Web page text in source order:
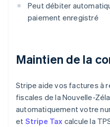
Peut débiter
paiement enregistré
Maintien de la
Stripe aide vos factures à
fiscales de la Nouvelle-
automatiquement votre
et Stripe Tax calcule la